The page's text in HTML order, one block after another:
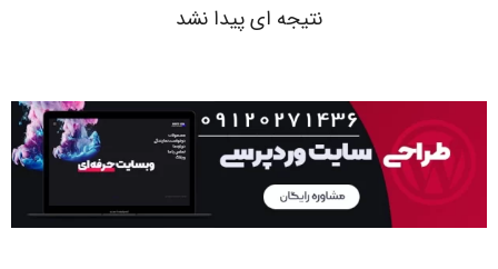
نتیجه ای پیدا نشد